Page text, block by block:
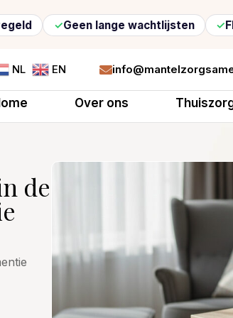
Geen lange wachtlijsten Flexibele
NL EN 
Over ons
de